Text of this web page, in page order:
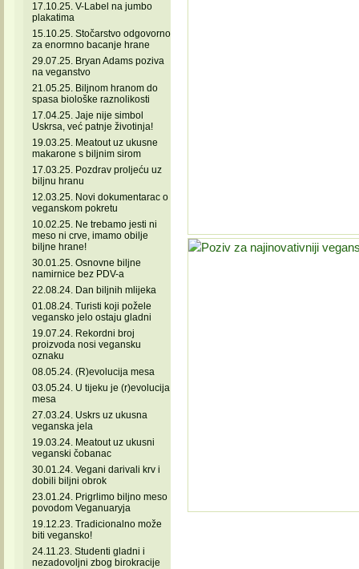
17.10.25. V-Label na jumbo
plakatima
15.10.25. Stočarstvo odgovorno
za enormno bacanje hrane
29.07.25. Bryan Adams poziva
na veganstvo
21.05.25. Biljnom hranom do
spasa biološke raznolikosti
17.04.25. Jaje nije simbol
Uskrsa, već patnje životinja!
19.03.25. Meatout uz ukusne
makarone s biljnim sirom
17.03.25. Pozdrav proljeću uz
biljnu hranu
12.03.25. Novi dokumentarac o
veganskom pokretu
10.02.25. Ne trebamo jesti ni
meso ni crve, imamo obilje
biljne hrane!
30.01.25. Osnovne biljne
namirnice bez PDV-a
22.08.24. Dan biljnih mlijeka
01.08.24. Turisti koji požele
vegansko jelo ostaju gladni
19.07.24. Rekordni broj
proizvoda nosi vegansku
oznaku
08.05.24. (R)evolucija mesa
03.05.24. U tijeku je (r)evolucija
mesa
27.03.24. Uskrs uz ukusna
veganska jela
19.03.24. Meatout uz ukusni
veganski čobanac
30.01.24. Vegani darivali krv i
dobili biljni obrok
23.01.24. Prigrlimo biljno meso
povodom Veganuaryja
19.12.23. Tradicionalno može
biti vegansko!
24.11.23. Studenti gladni i
nezadovoljni zbog birokracije